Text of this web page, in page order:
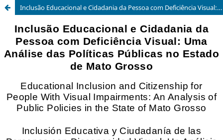
Inclusão Educacional e Cidadania da Pessoa com Deficiência Visual: Uma Análise das Políticas Públicas no Estado de Mato Grosso